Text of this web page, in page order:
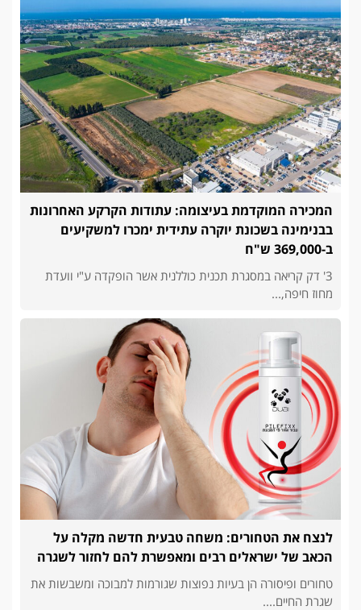
המכירה המוקדמת בעיצומה: עתודות הקרקע האחרונות
בבנימינה בשכונת יוקרה עתידית ימכרו למשקיעים
ב-369,000 ש"ח
3' דק קריאה במסגרת תכנית כוללנית אשר הופקדה ע"י וועדת
מחוז חיפה,...
לנצח את הטחורים: משחה טבעית חדשה מקלה על
הכאב של ישראלים רבים ומאפשרת להם לחזור לשגרה
טחורים ופיסורה הן בעיות נפוצות שגורמות למבוכה ומשבשות את
שגרת החיים....